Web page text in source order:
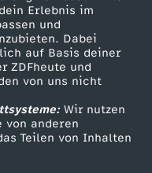
Erlebnis im
und
Dabei
auf Basis deiner
ZDFheute und
von uns nicht
Wir nutzen
von anderen
Teilen von Inhalten